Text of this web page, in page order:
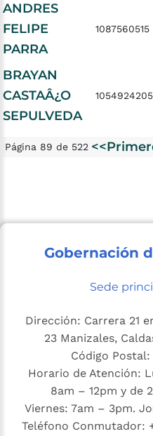
ANDRES
FELIPE
PARRA
1087560515
BRAYAN
CASTAÂ¿O
SEPULVEDA
1054924205
Página 89 de 522
Gobernación
Sede
Dirección: Carrera 21
23 Manizales,
Código Postal:
Horario de Atención:
8am – 12pm y de
Viernes: 7am – 3pm.
Teléfono Conmutador: